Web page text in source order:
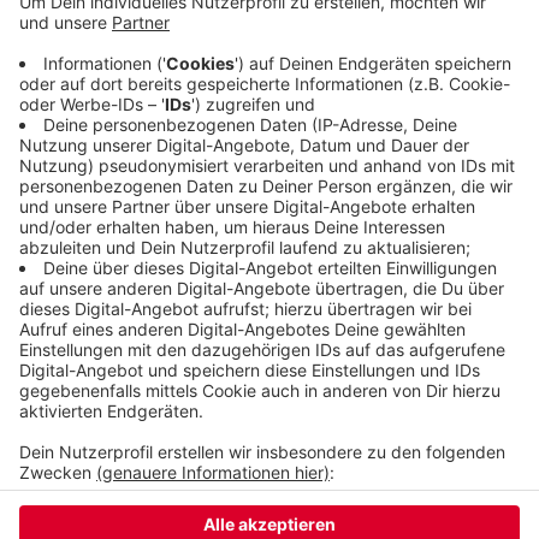
Media Eventlocation wegen der Corona-Krise
schließt. Die Politik hätte das verhindern können,
wenn sie sich frühzeitig besser auf eine mögliche
Pandemie vorbereitet hätte, sagt Heynkes im
ELBA-Talk.
Veröffentlicht:Montag, 29.06.2020 06:41
Anzeige
Anzeige